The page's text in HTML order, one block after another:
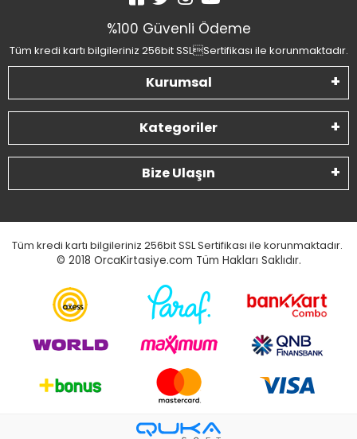
%100 Güvenli Ödeme
Tüm kredi kartı bilgileriniz 256bit SSLSertifikası ile korunmaktadır.
Kurumsal
Kategoriler
Bize Ulaşın
Tüm kredi kartı bilgileriniz 256bit SSL Sertifikası ile korunmaktadır.
© 2018 OrcaKirtasiye.com Tüm Hakları Saklıdır.